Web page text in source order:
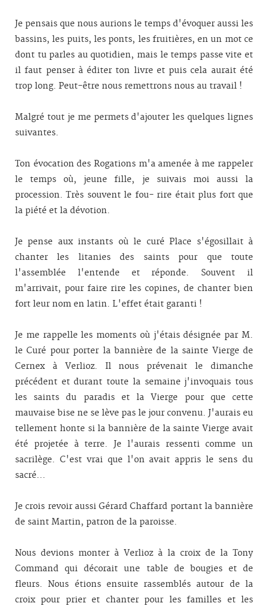
Je pensais que nous aurions le temps d'évoquer aussi les
bassins, les puits, les ponts, les fruitières, en un mot ce
dont tu parles au quotidien, mais le temps passe vite et
il faut penser à éditer ton livre et puis cela aurait été
trop long. Peut-être nous remettrons nous au travail !
Malgré tout je me permets d'ajouter les quelques lignes
suivantes.
Ton évocation des Rogations m'a amenée à me rappeler
le temps où, jeune fille, je suivais moi aussi la
procession. Très souvent le fou- rire était plus fort que
la piété et la dévotion.
Je pense aux instants où le curé Place s'égosillait à
chanter les litanies des saints pour que toute
l'assemblée l'entende et réponde. Souvent il
m'arrivait, pour faire rire les copines, de chanter bien
fort leur nom en latin. L'effet était garanti !
Je me rappelle les moments où j'étais désignée par M.
le Curé pour porter la bannière de la sainte Vierge de
Cernex à Verlioz. Il nous prévenait le dimanche
précédent et durant toute la semaine j'invoquais tous
les saints du paradis et la Vierge pour que cette
mauvaise bise ne se lève pas le jour convenu. J'aurais eu
tellement honte si la bannière de la sainte Vierge avait
été projetée à terre. Je l'aurais ressenti comme un
sacrilège. C'est vrai que l'on avait appris le sens du
sacré...
Je crois revoir aussi Gérard Chaffard portant la bannière
de saint Martin, patron de la paroisse.
Nous devions monter à Verlioz à la croix de la Tony
Command qui décorait une table de bougies et de
fleurs. Nous étions ensuite rassemblés autour de la
croix pour prier et chanter pour les familles et les